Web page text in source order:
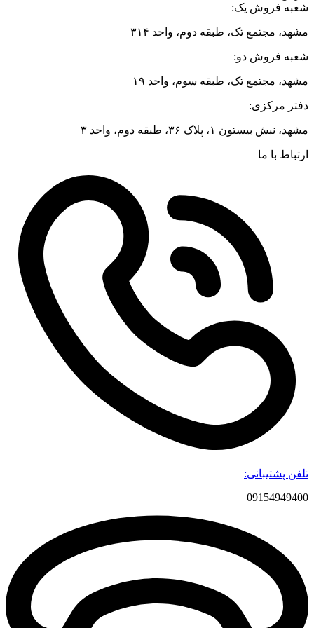
شعبه فروش یک:
مشهد، مجتمع تک، طبقه دوم، واحد ۳۱۴
شعبه فروش دو:
مشهد، مجتمع تک، طبقه سوم، واحد ۱۹
دفتر مرکزی:
مشهد، نبش بیستون ۱، پلاک ۳۶، طبقه دوم، واحد ۳
ارتباط با ما
تلفن پشتیبانی:
09154949400